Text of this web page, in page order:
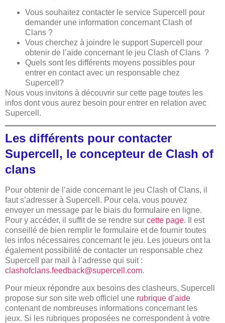
Vous souhaitez contacter le service Supercell pour
demander une information concernant Clash of
Clans ?
Vous cherchez à joindre le support Supercell pour
obtenir de l’aide concernant le jeu Clash of Clans ?
Quels sont les différents moyens possibles pour
entrer en contact avec un responsable chez
Supercell?
Nous vous invitons à découvrir sur cette page toutes les
infos dont vous aurez besoin pour entrer en relation avec
Supercell.
Les différents pour contacter
Supercell, le concepteur de Clash of
clans
Pour obtenir de l’aide concernant le jeu Clash of Clans, il
faut s’adresser à Supercell. Pour cela, vous pouvez
envoyer un message par le biais du formulaire en ligne.
Pour y accéder, il suffit de se rendre sur cette page. Il est
conseillé de bien remplir le formulaire et de fournir toutes
les infos nécessaires concernant le jeu. Les joueurs ont la
également possibilité de contacter un responsable chez
Supercell par mail à l’adresse qui suit :
clashofclans.feedback@supercell.com.
Pour mieux répondre aux besoins des clasheurs, Supercell
propose sur son site web officiel une rubrique d’aide
contenant de nombreuses informations concernant les
jeux. Si les rubriques proposées ne correspondent à votre